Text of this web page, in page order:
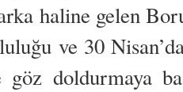
haline gelen
ve 30
doldurmaya